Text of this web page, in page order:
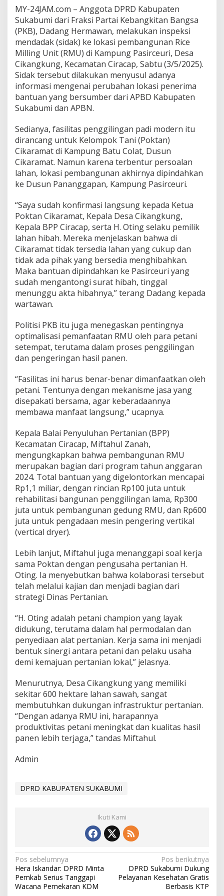
a
n
k
e
S
a
w
a
h
,
P
i
k
a
n
P
e
t
n
i
T
a
k
R
u
g
i
MY-24JAM.com – Anggota DPRD Kabupaten
Sukabumi dari Fraksi Partai Kebangkitan Bangsa
(PKB), Dadang Hermawan, melakukan inspeksi
mendadak (sidak) ke lokasi pembangunan Rice
Milling Unit (RMU) di Kampung Pasirceuri, Desa
Cikangkung, Kecamatan Ciracap, Sabtu (3/5/2025).
Sidak tersebut dilakukan menyusul adanya
informasi mengenai perubahan lokasi penerima
bantuan yang bersumber dari APBD Kabupaten
Sukabumi dan APBN.
Sedianya, fasilitas penggilingan padi modern itu
dirancang untuk Kelompok Tani (Poktan)
Cikaramat di Kampung Batu Colat, Dusun
Cikaramat. Namun karena terbentur persoalan
lahan, lokasi pembangunan akhirnya dipindahkan
ke Dusun Pananggapan, Kampung Pasirceuri.
“Saya sudah konfirmasi langsung kepada Ketua
Poktan Cikaramat, Kepala Desa Cikangkung,
Kepala BPP Ciracap, serta H. Oting selaku pemilik
lahan hibah. Mereka menjelaskan bahwa di
Cikaramat tidak tersedia lahan yang cukup dan
tidak ada pihak yang bersedia menghibahkan.
Maka bantuan dipindahkan ke Pasirceuri yang
sudah mengantongi surat hibah, tinggal
menunggu akta hibahnya,” terang Dadang kepada
wartawan.
Politisi PKB itu juga menegaskan pentingnya
optimalisasi pemanfaatan RMU oleh para petani
setempat, terutama dalam proses penggilingan
dan pengeringan hasil panen.
“Fasilitas ini harus benar-benar dimanfaatkan oleh
petani. Tentunya dengan mekanisme jasa yang
disepakati bersama, agar keberadaannya
membawa manfaat langsung,” ucapnya.
Kepala Balai Penyuluhan Pertanian (BPP)
Kecamatan Ciracap, Miftahul Zanah,
mengungkapkan bahwa pembangunan RMU
merupakan bagian dari program tahun anggaran
2024. Total bantuan yang digelontorkan mencapai
Rp1,1 miliar, dengan rincian Rp100 juta untuk
rehabilitasi bangunan penggilingan lama, Rp300
juta untuk pembangunan gedung RMU, dan Rp600
juta untuk pengadaan mesin pengering vertikal
(vertical dryer).
Lebih lanjut, Miftahul juga menanggapi soal kerja
sama Poktan dengan pengusaha pertanian H.
Oting. Ia menyebutkan bahwa kolaborasi tersebut
telah melalui kajian dan menjadi bagian dari
strategi Dinas Pertanian.
“H. Oting adalah petani champion yang layak
didukung, terutama dalam hal permodalan dan
penyediaan alat pertanian. Kerja sama ini menjadi
bentuk sinergi antara petani dan pelaku usaha
demi kemajuan pertanian lokal,” jelasnya.
Menurutnya, Desa Cikangkung yang memiliki
sekitar 600 hektare lahan sawah, sangat
membutuhkan dukungan infrastruktur pertanian.
“Dengan adanya RMU ini, harapannya
produktivitas petani meningkat dan kualitas hasil
panen lebih terjaga,” tandas Miftahul.
Admin
DPRD KABUPATEN SUKABUMI
Ikuti Kami
N
a
v
Pos sebelumnya
Hera Iskandar: DPRD Minta
Pemkab Serius Tanggapi
Wacana Pemekaran KDM
Pos berikutnya
DPRD Sukabumi Dukung
Pelayanan Kesehatan Gratis
Berbasis KTP